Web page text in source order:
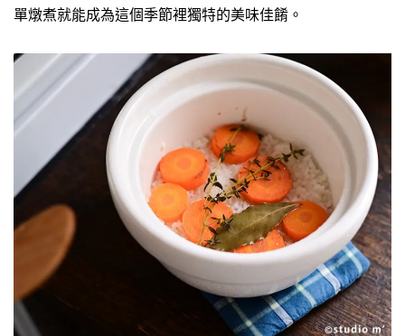
單燉煮就能成為這個季節裡獨特的美味佳餚。